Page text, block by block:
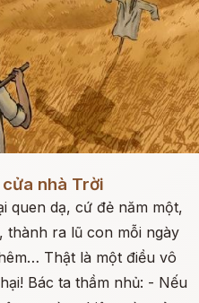
nhà Trời
quen dạ, cứ đẻ năm một,
thành ra lũ con mỗi ngày
Thật là một điều vô
Bác ta thầm nhủ: - Nếu